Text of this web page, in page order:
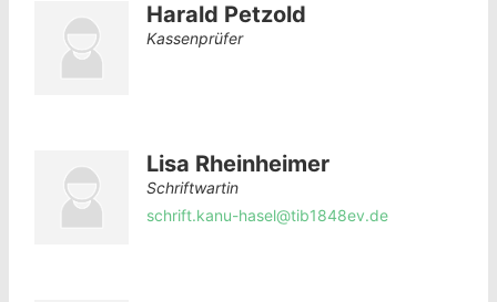
Harald Petzold
Kassenprüfer
Lisa Rheinheimer
Schriftwartin
schrift.kanu-hasel@tib1848ev.de